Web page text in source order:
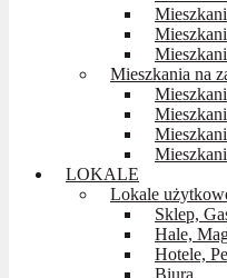
Mieszkania na
LOKALE
Lokale
Sklep,
Hale,
Hotele,
Biura